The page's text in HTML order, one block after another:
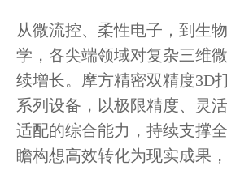
从微流控、柔性电子，到生
学，各尖端领域对复杂三维
续增长。摩方精密双精度3D
系列设备，以极限精度、灵
适配的综合能力，持续支撑
瞻构想高效转化为现实成果